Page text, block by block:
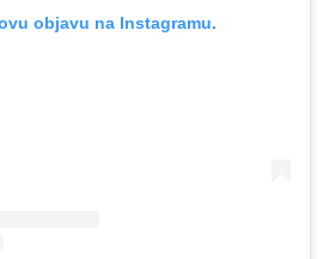
objavu na Instagramu.